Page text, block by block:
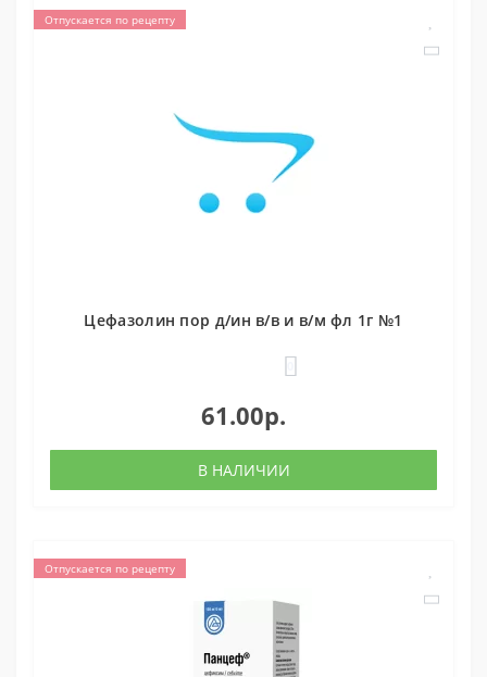
Отпускается по рецепту
Цефазолин пор д/ин в/в и в/м фл 1г №1
61.00р.
В НАЛИЧИИ
Отпускается по рецепту